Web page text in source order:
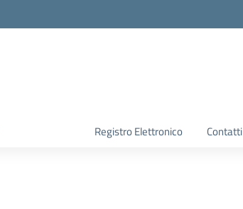
Registro Elettronico Contatti